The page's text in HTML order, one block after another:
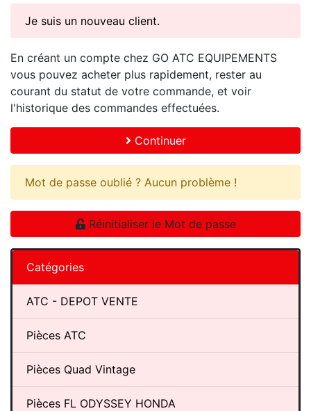
Je suis un nouveau client.
En créant un compte chez GO ATC EQUIPEMENTS
vous pouvez acheter plus rapidement, rester au
courant du statut de votre commande, et voir
l'historique des commandes effectuées.
Continuer
Mot de passe oublié ? Aucun problème !
Réinitialiser le Mot de passe
Catégories
ATC - DEPOT VENTE
Pièces ATC
Pièces Quad Vintage
Pièces FL ODYSSEY HONDA